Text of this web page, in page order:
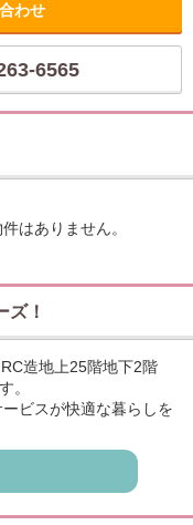
わせ
6565
はありません。
ズ！
造地上25階地下2階
。
ビスが快適な暮らしを
コミュニティならでは
など防犯面も配慮され